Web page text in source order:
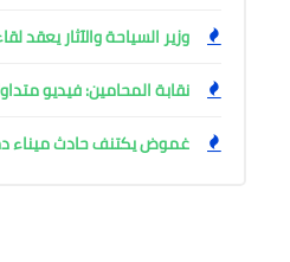
وزير السياحة والآثار يعقد
نقابة المحامين: فيديو
غموض يكتنف حادث ميناء